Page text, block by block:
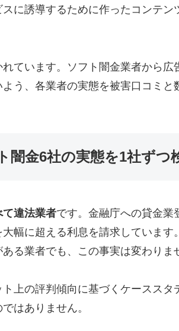
に誘導するために作ったコンテン
ています。ソフト闇金業者から広
う、各業者の実態を被害口コミと
闇金6社の実態を1社ずつ
て違法業者です。金融庁への貸金業
幅に超える利息を請求しています
る業者でも、この事実は変わりま
上の評判傾向に基づくケーススタ
はありません。